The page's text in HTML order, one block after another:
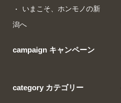
いまこそ、ホンモノの新
潟へ
campaign キャンペーン
category カテゴリー